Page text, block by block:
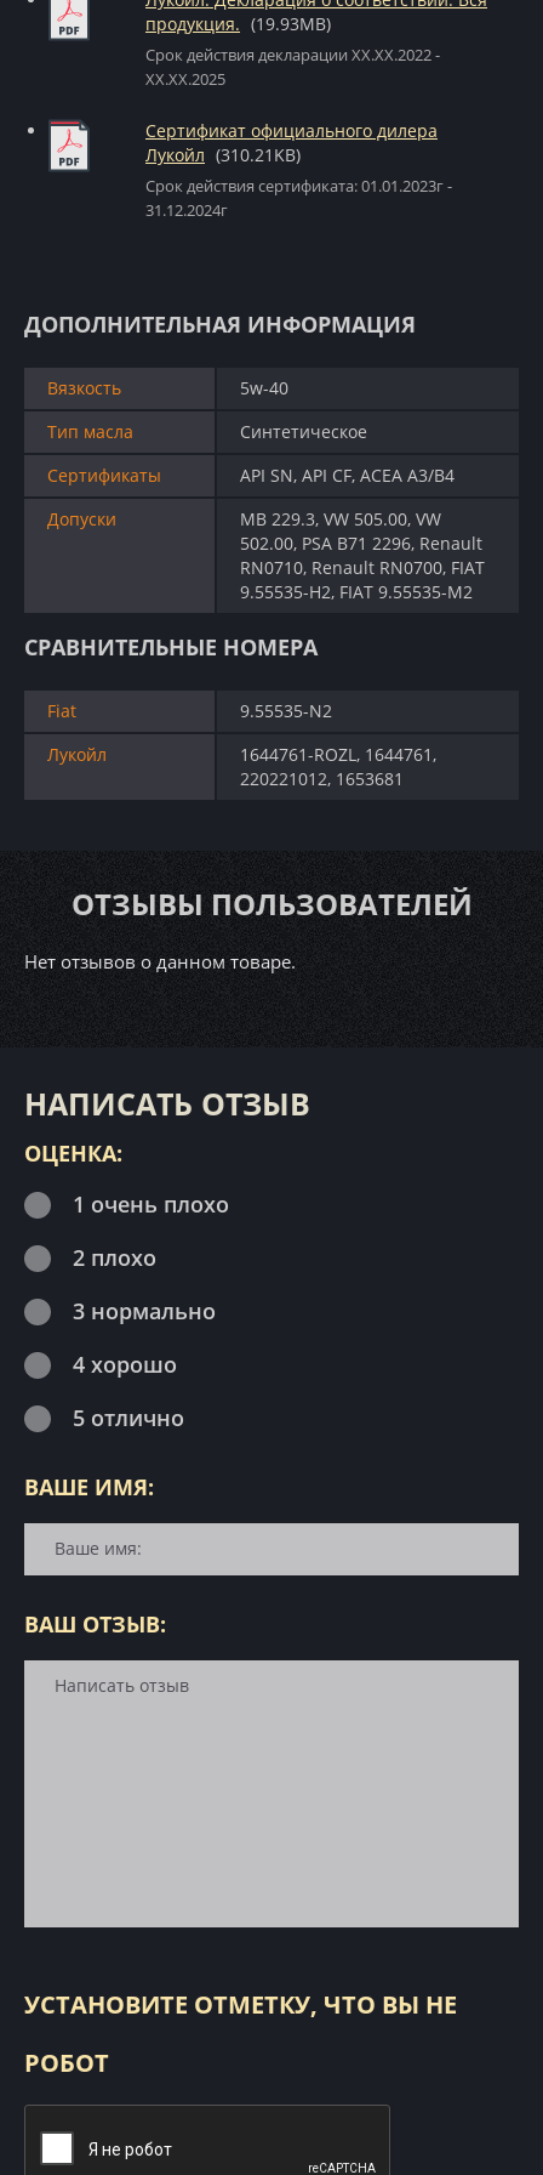
продукция. (19.93MB)
Срок действия декларации XX.XX.2022 -
XX.XX.2025
Сертификат официального дилера
Лукойл (310.21KB)
Срок действия сертификата: 01.01.2023г -
31.12.2024г
ДОПОЛНИТЕЛЬНАЯ ИНФОРМАЦИЯ
Вязкость
5w-40
Тип масла
Синтетическое
Сертификаты
API SN, API CF, ACEA A3/B4
Допуски
MB 229.3, VW 505.00, VW
502.00, PSA B71 2296, Renault
RN0710, Renault RN0700, FIAT
9.55535-H2, FIAT 9.55535-M2
СРАВНИТЕЛЬНЫЕ НОМЕРА
Fiat
9.55535-N2
Лукойл
1644761-ROZL, 1644761,
220221012, 1653681
ОТЗЫВЫ ПОЛЬЗОВАТЕЛЕЙ
Нет отзывов о данном товаре.
НАПИСАТЬ ОТЗЫВ
ОЦЕНКА:
1 очень плохо
2 плохо
3 нормально
4 хорошо
5 отлично
ВАШЕ ИМЯ:
ВАШ ОТЗЫВ:
УСТАНОВИТЕ ОТМЕТКУ, ЧТО ВЫ НЕ
РОБОТ